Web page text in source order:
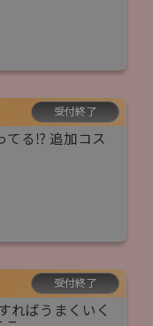
受付終了
てる⁉ 追加コス
受付終了
ればうまくいく